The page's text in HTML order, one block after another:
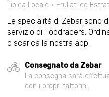
Tipica Locale
Frullati ed
Le specialità di Zebar sono
servizio di Foodracers.
o scarica la nostra app.
Consegnato da Zebar
La consegna sarà
con i propri fattorini.